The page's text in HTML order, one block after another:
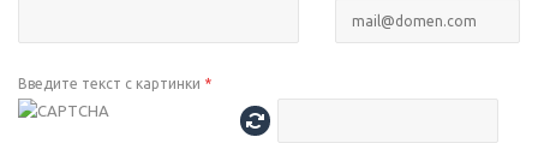
Введите текст с картинки *